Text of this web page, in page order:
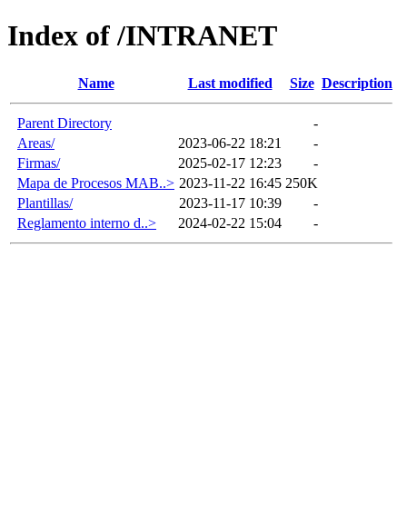
Index of /INTRANET
Name Last modified Size Description
Parent Directory
-
Areas/
2023-06-22 18:21
-
Firmas/
2025-02-17 12:23
-
Mapa de Procesos MAB..> 2023-11-22 16:45 250K
Plantillas/
2023-11-17 10:39
-
Reglamento interno d..>
2024-02-22 15:04 -